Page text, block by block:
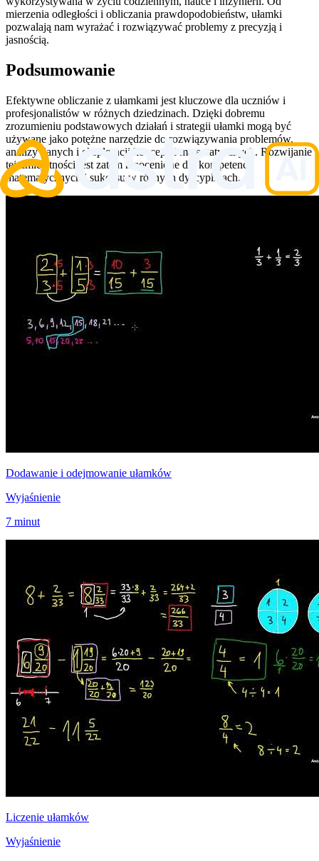
mierzenia odległości i obliczania prawdopodobieństw, ułamki
pozwalają nam wyrażać i rozwiązywać problemy z precyzją i
jasnością.
Podsumowanie
Efektywne obliczanie z ułamkami jest kluczowe dla uczniów i
profesjonalistów w różnych dziedzinach. Dzięki dobremu
zrozumieniu podstawowych działań i strategii ułamki mogą być
używane jako potężne narzędzie do rozwiązywania problemów,
analizy danych i eksploracji koncepcji matematycznych. Rozwijanie
tej umiejętności jest zatem nieocenione dla kompetencji
matematycznych i sukcesu w różnych dyscyplinach.
Dodawanie i odejmowanie ułamków
Wyjaśnienie
7 minut
Liczenie ułamków
Wyjaśnienie